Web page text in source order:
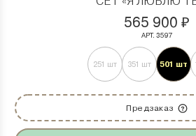
565 900 ₽
АРТ. 3597
251 шт 351 шт 501 шт
Предзаказ